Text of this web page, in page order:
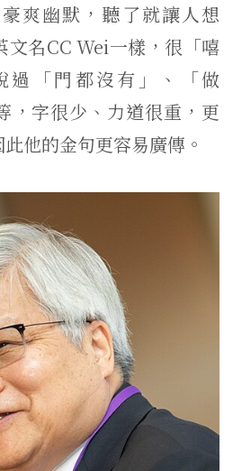
爽幽默，聽了就讓人想
文名CC Wei一樣，很「嘻
過「門都沒有」、「做
，字很少、力道很重，更
他的金句更容易廣傳。